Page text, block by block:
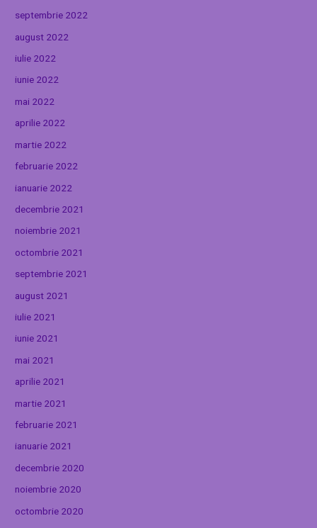
septembrie 2022
august 2022
iulie 2022
iunie 2022
mai 2022
aprilie 2022
martie 2022
februarie 2022
ianuarie 2022
decembrie 2021
noiembrie 2021
octombrie 2021
septembrie 2021
august 2021
iulie 2021
iunie 2021
mai 2021
aprilie 2021
martie 2021
februarie 2021
ianuarie 2021
decembrie 2020
noiembrie 2020
octombrie 2020